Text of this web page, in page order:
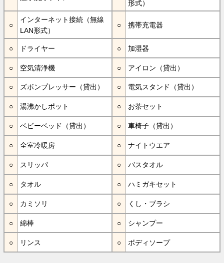
形式）
インターネット接続（無線
LAN形式）
携帯充電器
ドライヤー 加湿器
空気清浄機 アイロン（貸出）
ズボンプレッサー（貸出） 電気スタンド（貸出）
湯沸かしポット お茶セット
ベビーベッド（貸出） 車椅子（貸出）
全室冷暖房 ナイトウエア
スリッパ バスタオル
タオル ハミガキセット
カミソリ くし・ブラシ
綿棒 シャンプー
リンス ボディソープ